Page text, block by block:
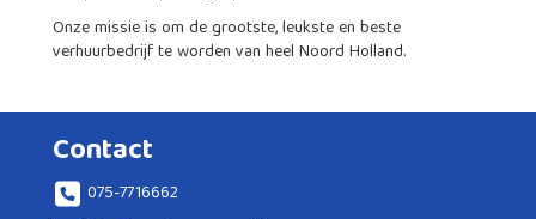
Onze missie is om de grootste, leukste en beste
verhuurbedrijf te worden van heel Noord Holland.
Contact
075-7716662